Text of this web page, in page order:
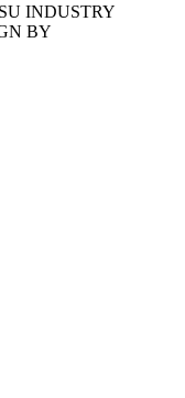
INDUSTRY
BY